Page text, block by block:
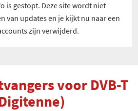
is gestopt. Deze site wordt niet
van updates en je kijkt nu naar een
zijn verwijderd.
voor DVB-T